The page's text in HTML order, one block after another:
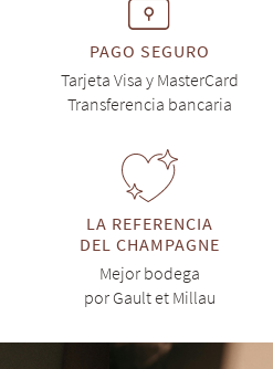
PAGO SEGURO
Tarjeta Visa y MasterCard
Transferencia bancaria
LA REFERENCIA
DEL CHAMPAGNE
Mejor bodega
por Gault et Millau